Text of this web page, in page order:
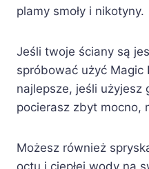
plamy smoły i nikotyny.
Jeśli twoje ściany są
spróbować użyć Magic
najlepsze, jeśli użyjesz
pocierasz zbyt mocno,
Możesz również
octu i ciepłej wody na